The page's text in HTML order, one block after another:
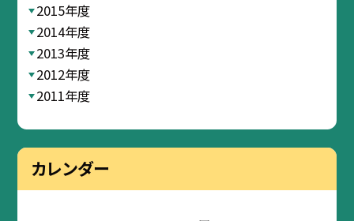
2015年度
2014年度
2013年度
2012年度
2011年度
カレンダー